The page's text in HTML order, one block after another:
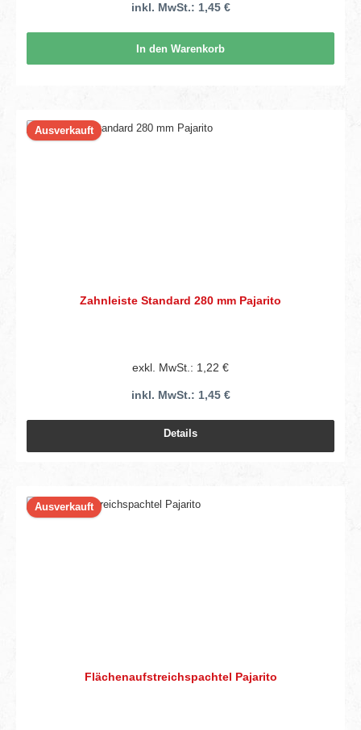
inkl. MwSt.: 1,45 €
In den Warenkorb
Ausverkauft
Zahnleiste Standard 280 mm Pajarito
exkl. MwSt.: 1,22 €
inkl. MwSt.: 1,45 €
Details
Ausverkauft
Flächenaufstreichspachtel Pajarito